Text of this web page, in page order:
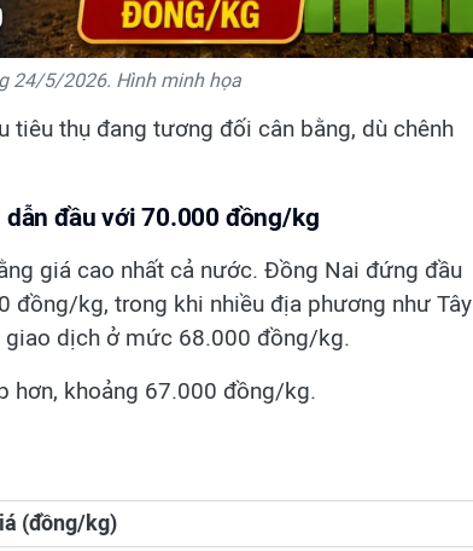
24/5/2026. Hình minh họa
tiêu thụ đang tương đối cân bằng, dù chênh
đầu với 70.000 đồng/kg
giá cao nhất cả nước. Đồng Nai đứng đầu
kg, trong khi nhiều địa phương như Tây
giao dịch ở mức 68.000 đồng/kg.
hơn, khoảng 67.000 đồng/kg.
(đồng/kg)